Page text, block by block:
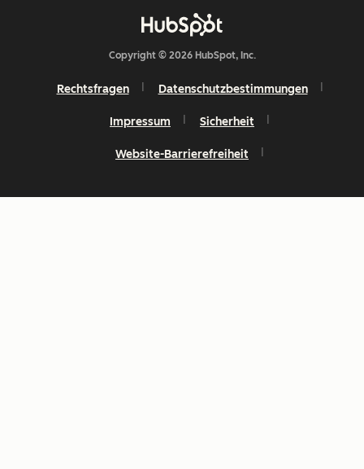
Copyright © 2026 HubSpot, Inc.
Rechtsfragen Datenschutzbestimmungen
Impressum Sicherheit
Website-Barrierefreiheit